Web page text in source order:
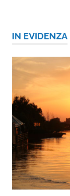
IN EVIDENZA